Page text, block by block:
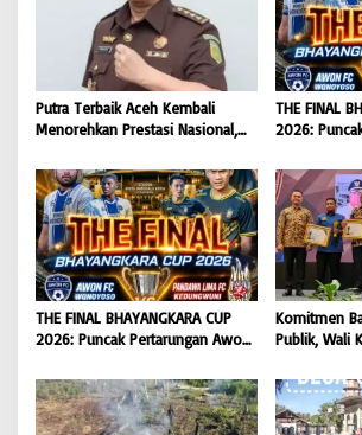
Putra Terbaik Aceh Kembali
Menorehkan Prestasi Nasional,
Dipromosikan Menjadi
Koordinator JAM Pidum
Kejaksaan Agung RI |
BONGKAR’Perkara.com
THE FINAL
2026:
FC
Manggala
THE FINAL BHAYANGKARA CUP
2026: Puncak Pertarungan Awon
FC Kedungwuni, Siap
Mengguncang Stadion Widya
Manggala Krida
Komitmen
Publik, Wali